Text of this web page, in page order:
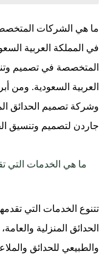
ما هي الشركات
في المملكة العربية
المتخصصة في تصميم
العربية السعودية. ومن
وشركة تصميم الحدائق
جاردن لتصميم وتنسيق
ما هي الخدمات التي
تتنوع الخدمات التي
الحدائق المنزلية
والطبيعي للحدائق